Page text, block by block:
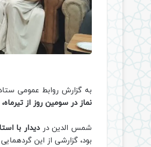
به گزارش روابط عمومی
نماز در سومین روز از
شمس الدین دردیدار با
بود، گزارشی از این